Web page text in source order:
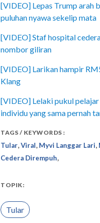
[VIDEO] Lepas Trump arah
puluhan nyawa sekelip mata
[VIDEO] Staf hospital
nombor giliran
[VIDEO] Larikan hampir
Klang
[VIDEO] Lelaki pukul
individu yang sama pernah
TAGS / KEYWORDS :
Tular,Viral, Myvi Langgar Lari,
Cedera Dirempuh,
TOPIK:
Tular